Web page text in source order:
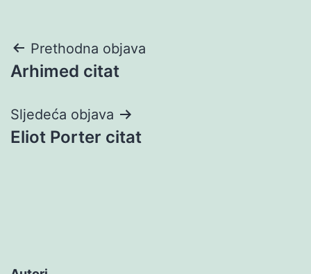
Navigacija
objava
Prethodna objava
Arhimed citat
Sljedeća objava
Eliot Porter citat